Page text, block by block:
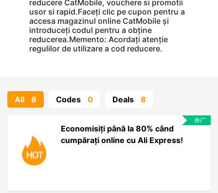
reducere CatMobile, vouchere si promotii
usor si rapid.Faceți clic pe cupon pentru a
accesa magazinul online CatMobile și
introduceți codul pentru a obține
reducerea.Memento: Acordați atenție
regulilor de utilizare a cod reducere.
All 8 Codes 0 Deals 8
推广
Economisiți până la 80% când
cumpărați online cu Ali Express!